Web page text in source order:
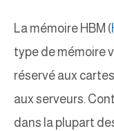
La mémoire HBM (
type de mémoire
réservé aux
aux serveurs.
dans la plupart